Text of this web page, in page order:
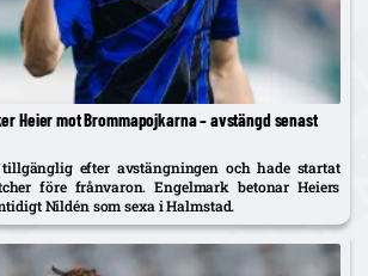
Heier mot Brommapojkarna – avstängd senast
efter avstängningen och hade startat
före frånvaron. Engelmark betonar Heiers
Nildén som sexa i Halmstad.